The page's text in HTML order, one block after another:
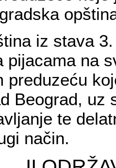
iz stava
pijacama na
preduzeću
Beograd, uz
te
način.